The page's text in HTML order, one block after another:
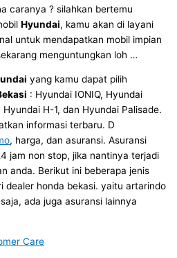
caranya ? silahkan bertemu
Hyundai, kamu akan di layani
untuk mendapatkan mobil impian
menguntungkan loh …
yang kamu dapat pilih
: Hyundai IONIQ, Hyundai
H-1, dan Hyundai Palisade.
informasi terbaru. D
, harga, dan asuransi. Asuransi
jam non stop, jika nantinya terjadi
anda. Berikut ini beberapa jenis
dealer honda bekasi. yaitu artarindo
ada juga asuransi lainnya
Care